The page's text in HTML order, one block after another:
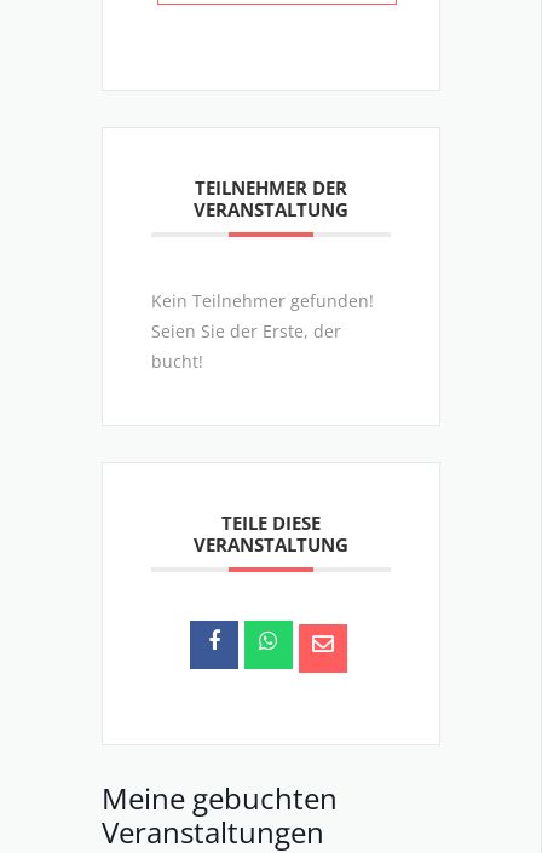
TEILNEHMER DER
VERANSTALTUNG
Kein Teilnehmer gefunden!
Seien Sie der Erste, der
bucht!
TEILE DIESE
VERANSTALTUNG
Meine gebuchten
Veranstaltungen